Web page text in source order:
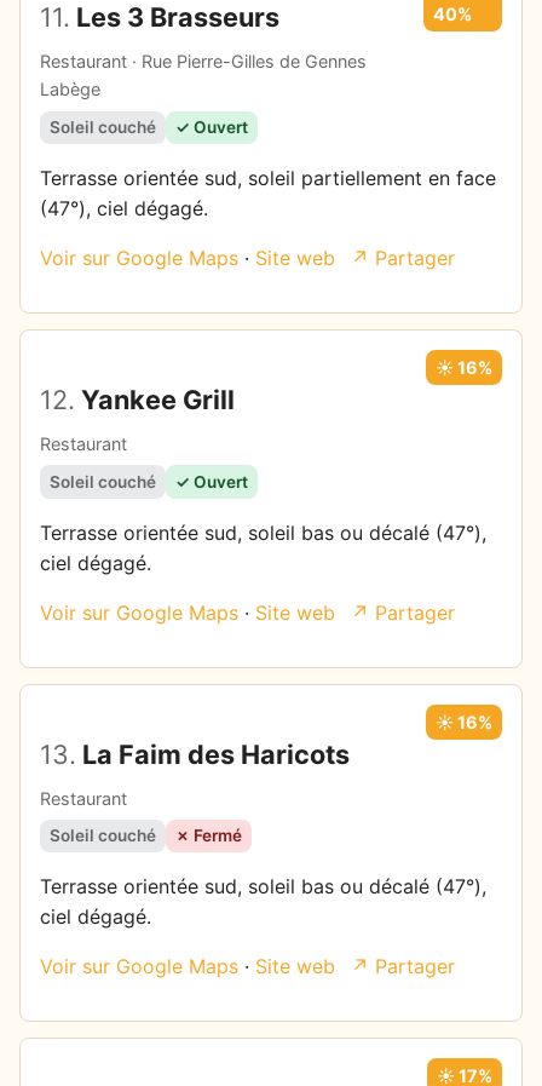
11. Les 3 Brasseurs
Restaurant · Rue Pierre-Gilles de Gennes
Labège
40%
Soleil couché ✓ Ouvert
Terrasse orientée sud, soleil partiellement en face
(47°), ciel dégagé.
Voir sur Google Maps · Site web ↗ Partager
12. Yankee Grill
Restaurant
☀️ 16%
Soleil couché ✓ Ouvert
Terrasse orientée sud, soleil bas ou décalé (47°),
ciel dégagé.
Voir sur Google Maps · Site web ↗ Partager
13. La Faim des Haricots
Restaurant
☀️ 16%
Soleil couché ✗ Fermé
Terrasse orientée sud, soleil bas ou décalé (47°),
ciel dégagé.
Voir sur Google Maps · Site web ↗ Partager
☀️ 17%